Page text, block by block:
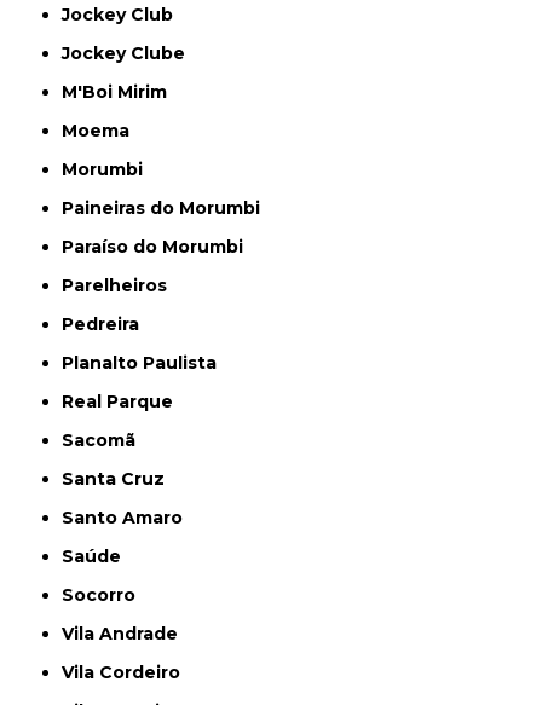
Jockey Club
Jockey Clube
M'Boi Mirim
Moema
Morumbi
Paineiras do Morumbi
Paraíso do Morumbi
Parelheiros
Pedreira
Planalto Paulista
Real Parque
Sacomã
Santa Cruz
Santo Amaro
Saúde
Socorro
Vila Andrade
Vila Cordeiro